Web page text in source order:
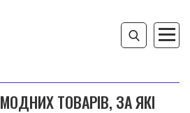
ТОВАРІВ, ЗА ЯКІ